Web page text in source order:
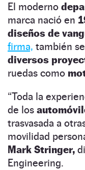
El moderno
marca nació en
diseños de
firma, también
diversos
ruedas como
“Toda la
de los
trasvasada a
movilidad
Mark Stringer,
Engineering.